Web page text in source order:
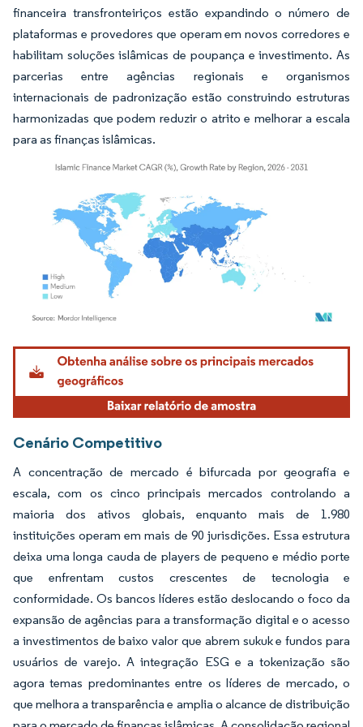
financeira transfronteiriços estão expandindo o número de
plataformas e provedores que operam em novos corredores e
habilitam soluções islâmicas de poupança e investimento. As
parcerias entre agências regionais e organismos
internacionais de padronização estão construindo estruturas
harmonizadas que podem reduzir o atrito e melhorar a escala
para as finanças islâmicas.
Imagem © Mordor Intelligence. O reuso requer atribuição conforme CC BY 4.0.
Cenário Competitivo
A concentração de mercado é bifurcada por geografia e
escala, com os cinco principais mercados controlando a
maioria dos ativos globais, enquanto mais de 1.980
instituições operam em mais de 90 jurisdições. Essa estrutura
deixa uma longa cauda de players de pequeno e médio porte
que enfrentam custos crescentes de tecnologia e
conformidade. Os bancos líderes estão deslocando o foco da
expansão de agências para a transformação digital e o acesso
a investimentos de baixo valor que abrem sukuk e fundos para
usuários de varejo. A integração ESG e a tokenização são
agora temas predominantes entre os líderes de mercado, o
que melhora a transparência e amplia o alcance de distribuição